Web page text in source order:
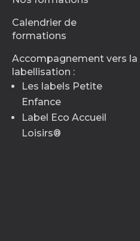
Calendrier de
formations
Accompagnement vers la
labellisation :
Les labels Petite
Enfance
Label Eco Accueil
Loisirs®